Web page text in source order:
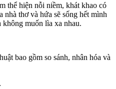
thể hiện nỗi niềm, khát khao có
thơ và hứa sẽ sống hết mình
muốn lìa xa nhau.
bao gồm so sánh, nhân hóa và